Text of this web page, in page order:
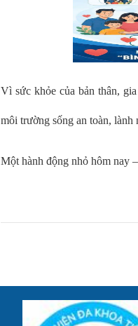
Vì sức khỏe của bản thân,
môi trường sống an toàn, lành
Một hành động nhỏ hôm nay